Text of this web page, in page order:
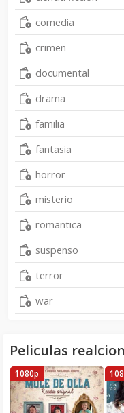
comedia
crimen
documental
drama
familia
fantasia
horror
misterio
romantica
suspenso
terror
war
Peliculas
1080p